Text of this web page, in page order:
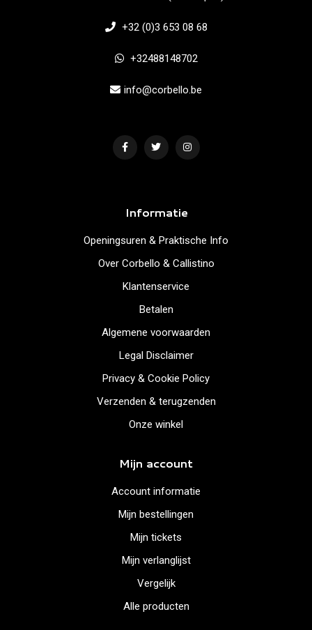
+32 (0)3 653 08 68
+32488148702
info@corbello.be
Informatie
Openingsuren & Praktische Info
Over Corbello & Callistino
Klantenservice
Betalen
Algemene voorwaarden
Legal Disclaimer
Privacy & Cookie Policy
Verzenden & terugzenden
Onze winkel
Mijn account
Account informatie
Mijn bestellingen
Mijn tickets
Mijn verlanglijst
Vergelijk
Alle producten